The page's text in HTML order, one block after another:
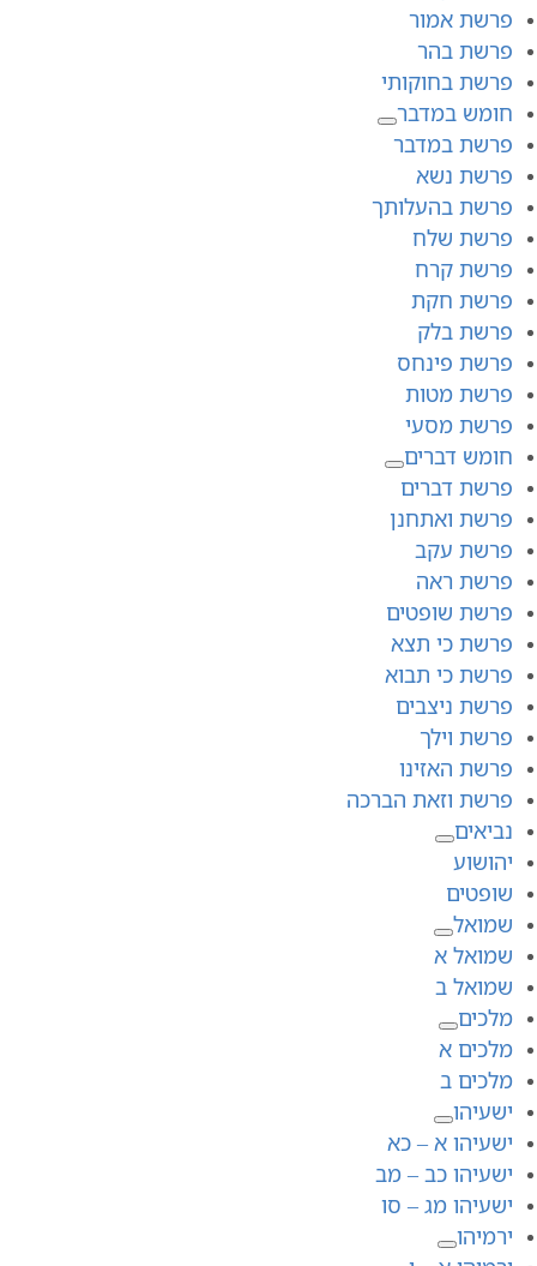
פרשת אמור
פרשת בהר
פרשת בחוקותי
חומש במדבר
פרשת במדבר
פרשת נשא
פרשת בהעלותך
פרשת שלח
פרשת קרח
פרשת חקת
פרשת בלק
פרשת פינחס
פרשת מטות
פרשת מסעי
חומש דברים
פרשת דברים
פרשת ואתחנן
פרשת עקב
פרשת ראה
פרשת שופטים
פרשת כי תצא
פרשת כי תבוא
פרשת ניצבים
פרשת וילך
פרשת האזינו
פרשת וזאת הברכה
נביאים
יהושוע
שופטים
שמואל
שמואל א
שמואל ב
מלכים
מלכים א
מלכים ב
ישעיהו
ישעיהו א – כא
ישעיהו כב – מב
ישעיהו מג – סו
ירמיהו